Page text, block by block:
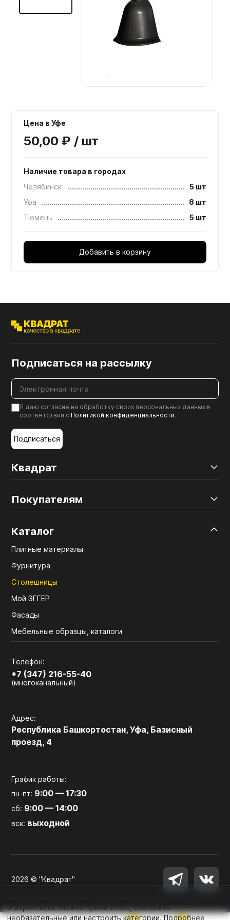
Мебельные образцы, каталоги
Цена в Уфе
50,00 ₽ / шт
Наличие товара в городах
Челябинск
5 шт
Уфа
8 шт
Тюмень
5 шт
Добавить в корзину
Квадрат
Покупателям
Каталог
Плитные материалы
Фурнитура
Столешницы
Мой ЭГГЕР
Фасады
Мебельные образцы, каталоги
Телефон:
+7 (347) 216-55-40
(многоканальный)
Адрес:
Республика Башкортостан, Уфа, Базисный
проезд, 4
График работы:
пн-пт: 9:00 — 17:30
сб: 9:00 — 14:00
вск: выходной
Подписаться на рассылку
Я даю согласие на обработку своих персональных данных в
соответствии с Политикой конфиденциальности.
Подписаться
2026 © "Квадрат"
и маркетинга. Можно принять все, отклонить
необязательные или настроить категории.Подробнее